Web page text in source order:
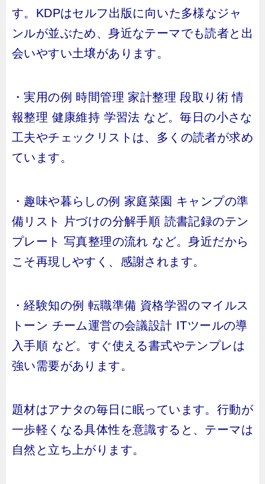
す。KDPはセルフ出版に向いた多様なジャ
ンルが並ぶため、身近なテーマでも読者と出
会いやすい土壌があります。
・実用の例 時間管理 家計整理 段取り術 情
報整理 健康維持 学習法 など。毎日の小さな
工夫やチェックリストは、多くの読者が求め
ています。
・趣味や暮らしの例 家庭菜園 キャンプの準
備リスト 片づけの分解手順 読書記録のテン
プレート 写真整理の流れ など。身近だから
こそ再現しやすく、感謝されます。
・経験知の例 転職準備 資格学習のマイルス
トーン チーム運営の会議設計 ITツールの導
入手順 など。すぐ使える書式やテンプレは
強い需要があります。
題材はアナタの毎日に眠っています。行動が
一歩軽くなる具体性を意識すると、テーマは
自然と立ち上がります。